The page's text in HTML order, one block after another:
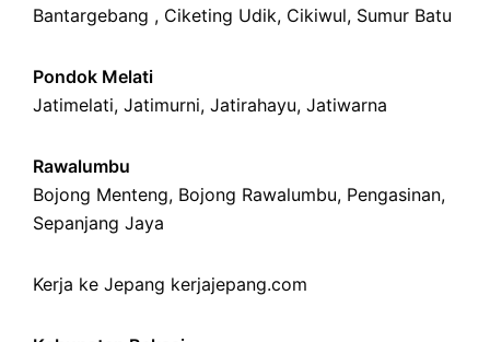
Bantargebang , Ciketing Udik, Cikiwul, Sumur Batu
Pondok Melati
Jatimelati, Jatimurni, Jatirahayu, Jatiwarna
Rawalumbu
Bojong Menteng, Bojong Rawalumbu, Pengasinan,
Sepanjang Jaya
Kerja ke Jepang kerjajepang.com